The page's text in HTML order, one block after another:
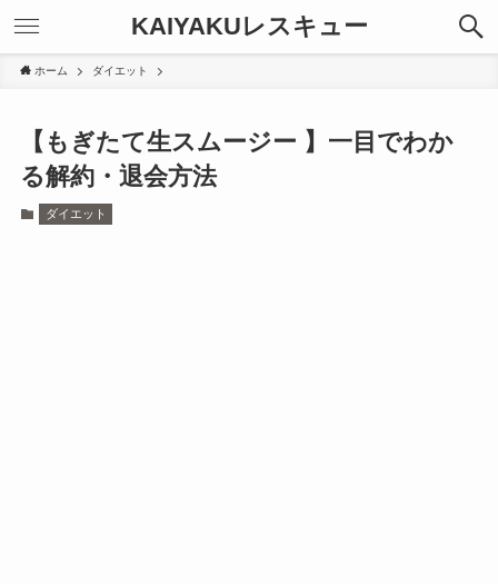
KAIYAKUレスキュー
ホーム ダイエット
【もぎたて生スムージー 】一目でわか
る解約・退会方法
ダイエット